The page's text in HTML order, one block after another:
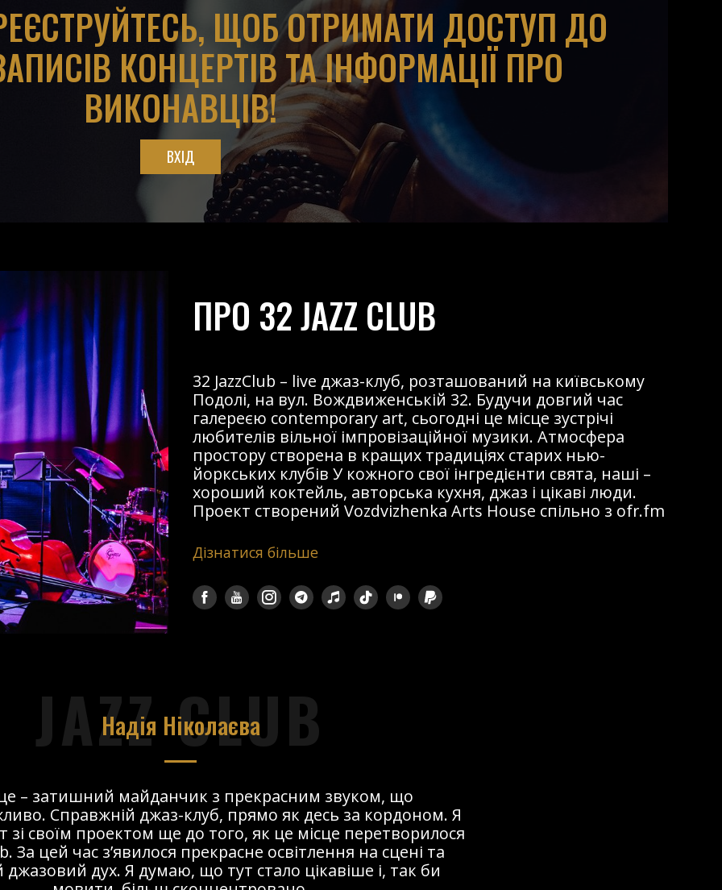
ЩОБ ОТРИМАТИ ДОСТУП ДО
КОНЦЕРТІВ ТА ІНФОРМАЦІЇ ПРО
ВИКОНАВЦІВ!
ВХІД
ПРО 32 JAZZ CLUB
32 JazzClub – live джаз-клуб, розташований на київському
Подолі, на вул. Вождвиженській 32. Будучи довгий час
галереєю contemporary art, сьогодні це місце зустрічі
любителів вільної імпровізаційної музики. Атмосфера
простору створена в кращих традиціях старих нью-
йоркських клубів У кожного свої інгредієнти свята, наші –
хороший коктейль, авторська кухня, джаз і цікаві люди.
Проект створений Vozdvizhenka Arts House спільно з ofr.fm
Дізнатися більше
JAZZ CLUB
Надія Ніколаєва
– затишний майданчик з прекрасним звуком, що
Справжній джаз-клуб, прямо як десь за кордоном. Я
зі своїм проектом ще до того, як це місце перетворилося
За цей час з’явилося прекрасне освітлення на сцені та
джазовий дух. Я думаю, що тут стало цікавіше і, так би